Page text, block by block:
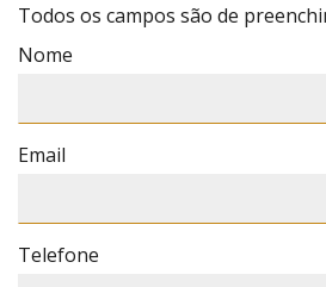
Todos os campos são de
Nome
Email
Telefone